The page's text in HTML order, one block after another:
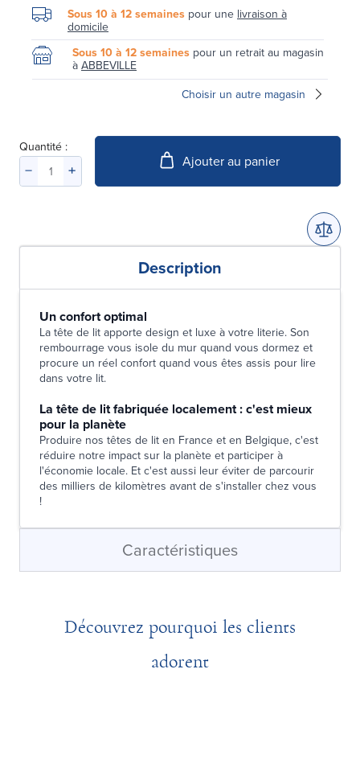
Sous 10 à 12 semaines pour une livraison à
domicile
Sous 10 à 12 semaines pour un retrait au magasin
à ABBEVILLE
Choisir un autre magasin
Quantité :
Ajouter au panier
Description
Un confort optimal
La tête de lit apporte design et luxe à votre literie. Son
rembourrage vous isole du mur quand vous dormez et
procure un réel confort quand vous êtes assis pour lire
dans votre lit.
La tête de lit fabriquée localement : c'est mieux
pour la planète
Produire nos têtes de lit en France et en Belgique, c'est
réduire notre impact sur la planète et participer à
l'économie locale. Et c'est aussi leur éviter de parcourir
des milliers de kilomètres avant de s'installer chez vous
!
Caractéristiques
Découvrez pourquoi les clients
adorent